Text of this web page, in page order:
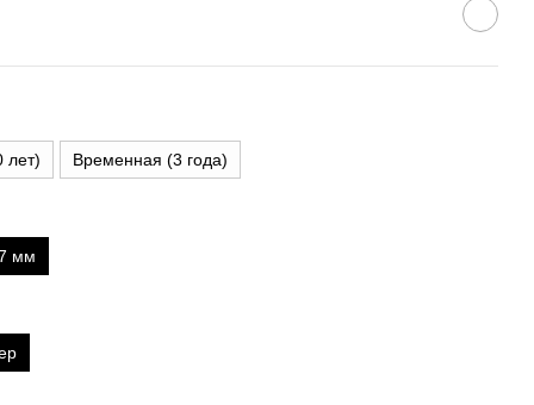
лет) Временная (3 года)
мм